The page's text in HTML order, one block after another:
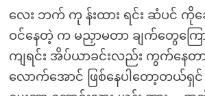
လေး ဘက် ကု န်းထား ရင်း ဆံပင် ကိုဆ
ဝင်နေတဲ့ က မညှာမတာ ချက်တွေကြေ
ကျရင်း အိပ်ယာခင်းလည်း ကွက်နေတာ
လောက်အောင် ဖြစ်နေပါတော့တယ်ရှ